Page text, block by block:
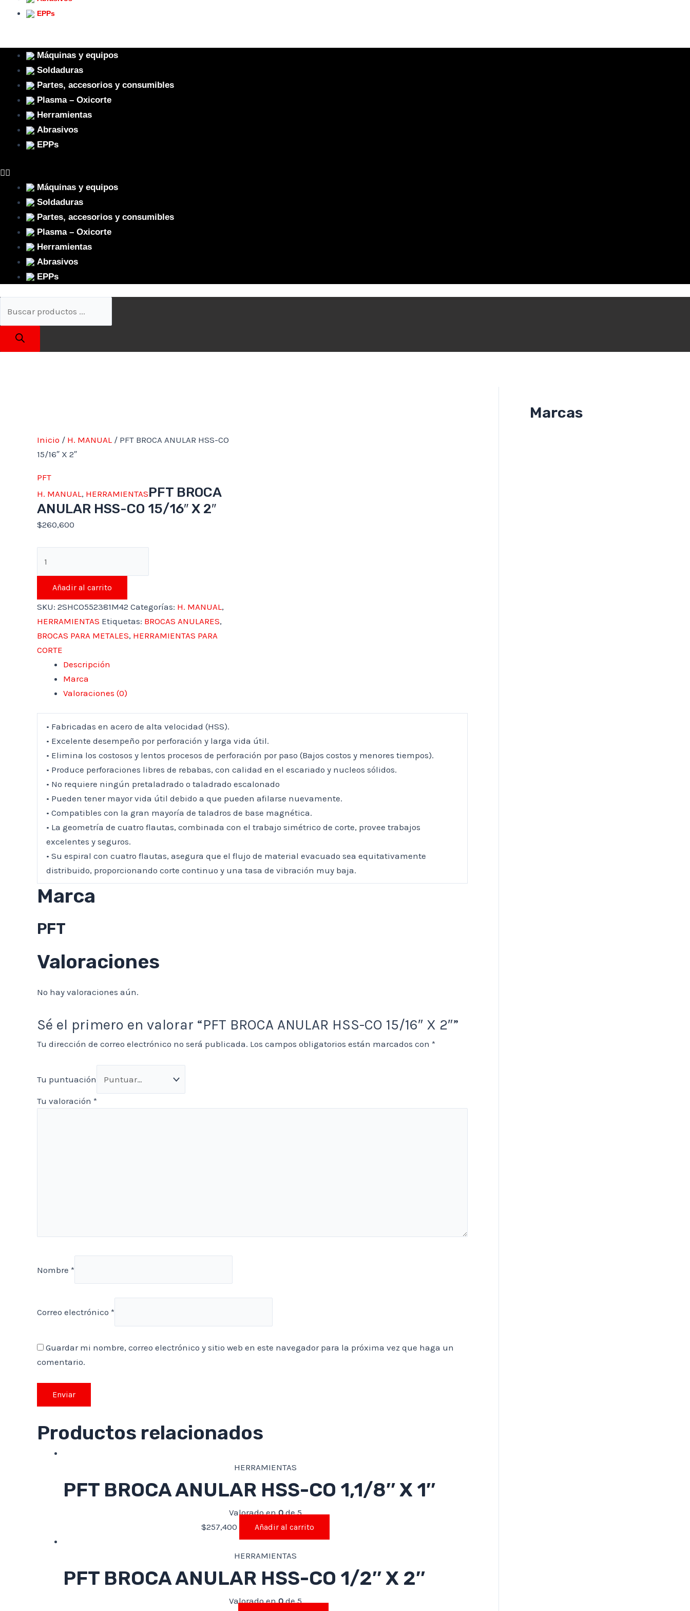
EPPs
Máquinas y equipos
Soldaduras
Partes, accesorios y consumibles
Plasma – Oxicorte
Herramientas
Abrasivos
EPPs
Máquinas y equipos
Soldaduras
Partes, accesorios y consumibles
Plasma – Oxicorte
Herramientas
Abrasivos
EPPs
Inicio / H. MANUAL / PFT BROCA ANULAR HSS-CO
15/16″ X 2″
PFT
H. MANUAL, HERRAMIENTASPFT BROCA
ANULAR HSS-CO 15/16″ X 2″
$260,600
Añadir al carrito
SKU: 2SHCO552381M42 Categorías: H. MANUAL,
HERRAMIENTAS Etiquetas: BROCAS ANULARES,
BROCAS PARA METALES, HERRAMIENTAS PARA
CORTE
Descripción
Marca
Valoraciones (0)
• Fabricadas en acero de alta velocidad (HSS).
• Excelente desempeño por perforación y larga vida útil.
• Elimina los costosos y lentos procesos de perforación por paso (Bajos costos y menores tiempos).
• Produce perforaciones libres de rebabas, con calidad en el escariado y nucleos sólidos.
• No requiere ningún pretaladrado o taladrado escalonado
• Pueden tener mayor vida útil debido a que pueden afilarse nuevamente.
• Compatibles con la gran mayoría de taladros de base magnética.
• La geometría de cuatro flautas, combinada con el trabajo simétrico de corte, provee trabajos
excelentes y seguros.
• Su espiral con cuatro flautas, asegura que el flujo de material evacuado sea equitativamente
distribuido, proporcionando corte continuo y una tasa de vibración muy baja.
Marca
PFT
Valoraciones
No hay valoraciones aún.
Sé el primero en valorar “PFT BROCA ANULAR HSS-CO 15/16″ X 2″”
Tu dirección de correo electrónico no será publicada. Los campos obligatorios están marcados con *
Tu puntuación
Tu valoración *
Nombre *
Correo electrónico *
Guardar mi nombre, correo electrónico y sitio web en este navegador para la próxima vez que haga un
comentario.
Productos relacionados
HERRAMIENTAS
PFT BROCA ANULAR HSS-CO 1,1/8″ X 1″
Valorado en0de 5
$257,400 Añadir al carrito
HERRAMIENTAS
PFT BROCA ANULAR HSS-CO 1/2″ X 2″
Valorado en0de 5
Marcas